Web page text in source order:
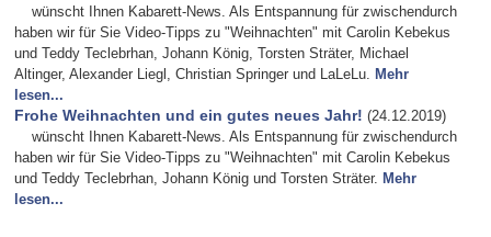
wünscht Ihnen Kabarett-News. Als Entspannung für zwischendurch
haben wir für Sie Video-Tipps zu "Weihnachten" mit Carolin Kebekus
und Teddy Teclebrhan, Johann König, Torsten Sträter, Michael
Altinger, Alexander Liegl, Christian Springer und LaLeLu.
Mehr
lesen...
Frohe Weihnachten und ein gutes neues Jahr! (24.12.2019)
wünscht Ihnen Kabarett-News. Als Entspannung für zwischendurch
haben wir für Sie Video-Tipps zu "Weihnachten" mit Carolin Kebekus
und Teddy Teclebrhan, Johann König und Torsten Sträter. Mehr
lesen...